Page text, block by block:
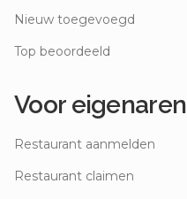
Nieuw toegevoegd
Top beoordeeld
Voor eigenaren
Restaurant aanmelden
Restaurant claimen